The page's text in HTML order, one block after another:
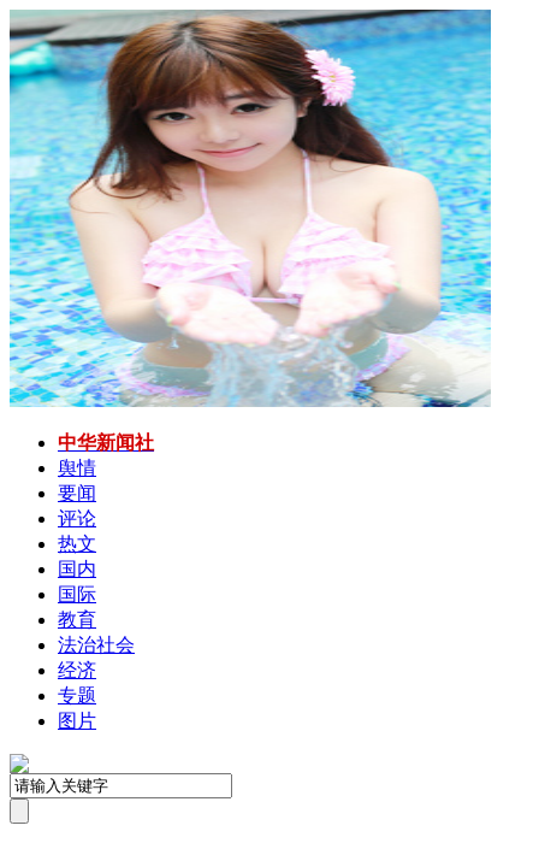
中华新闻社
舆情
要闻
评论
热文
国内
国际
教育
法治社会
经济
专题
图片